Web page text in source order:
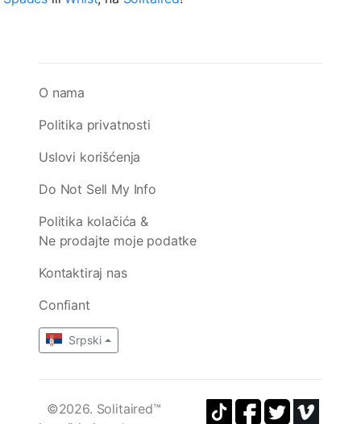
O nama
Politika privatnosti
Uslovi korišćenja
Do Not Sell My Info
Politika kolačića &
Ne prodajte moje podatke
Kontaktiraj nas
Confiant
Srpski
©2026. Solitaired™